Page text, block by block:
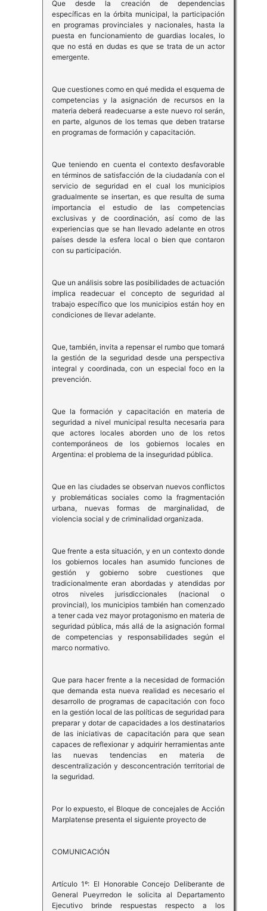
Que desde la creación de dependencias
específicas en la órbita municipal, la participación
en programas provinciales y nacionales, hasta la
puesta en funcionamiento de guardias locales, lo
que no está en dudas es que se trata de un actor
emergente.
Que cuestiones como en qué medida el esquema de
competencias y la asignación de recursos en la
materia deberá readecuarse a este nuevo rol serán,
en parte, algunos de los temas que deben tratarse
en programas de formación y capacitación.
Que teniendo en cuenta el contexto desfavorable
en términos de satisfacción de la ciudadanía con el
servicio de seguridad en el cual los municipios
gradualmente se insertan, es que resulta de suma
importancia el estudio de las competencias
exclusivas y de coordinación, así como de las
experiencias que se han llevado adelante en otros
países desde la esfera local o bien que contaron
con su participación.
Que un análisis sobre las posibilidades de actuación
implica readecuar el concepto de seguridad al
trabajo específico que los municipios están hoy en
condiciones de llevar adelante.
Que, también, invita a repensar el rumbo que tomará
la gestión de la seguridad desde una perspectiva
integral y coordinada, con un especial foco en la
prevención.
Que la formación y capacitación en materia de
seguridad a nivel municipal resulta necesaria para
que actores locales aborden uno de los retos
contemporáneos de los gobiernos locales en
Argentina: el problema de la inseguridad pública.
Que en las ciudades se observan nuevos conflictos
y problemáticas sociales como la fragmentación
urbana, nuevas formas de marginalidad, de
violencia social y de criminalidad organizada.
Que frente a esta situación, y en un contexto donde
los gobiernos locales han asumido funciones de
gestión y gobierno sobre cuestiones que
tradicionalmente eran abordadas y atendidas por
otros niveles jurisdiccionales (nacional o
provincial), los municipios también han comenzado
a tener cada vez mayor protagonismo en materia de
seguridad pública, más allá de la asignación formal
de competencias y responsabilidades según el
marco normativo.
Que para hacer frente a la necesidad de formación
que demanda esta nueva realidad es necesario el
desarrollo de programas de capacitación con foco
en la gestión local de las políticas de seguridad para
preparar y dotar de capacidades a los destinatarios
de las iniciativas de capacitación para que sean
capaces de reflexionar y adquirir herramientas ante
las nuevas tendencias en materia de
descentralización y desconcentración territorial de
la seguridad.
Por lo expuesto, el Bloque de concejales de Acción
Marplatense presenta el siguiente proyecto de
COMUNICACIÓN
Artículo 1º: El Honorable Concejo Deliberante de
General Pueyrredon le solicita al Departamento
Ejecutivo brinde respuestas respecto a los